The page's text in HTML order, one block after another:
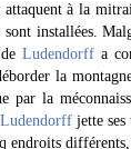
à la
sont installées.
Ludendorffa
la
par la
Ludendorff jette
endroits différents,